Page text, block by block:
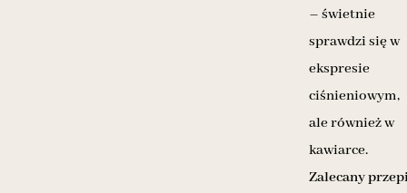
– świetnie
sprawdzi się w
ekspresie
ciśnieniowym,
ale również w
kawiarce.
Zalecany